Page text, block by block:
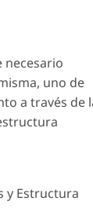
necesario
uno de
a través de
y Estructura